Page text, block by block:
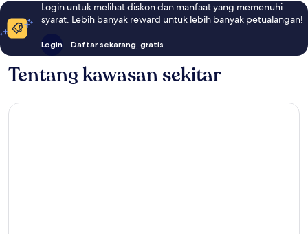
Login untuk melihat diskon dan manfaat yang memenuhi
syarat. Lebih banyak reward untuk lebih banyak petualangan!
Login Daftar sekarang, gratis
Tentang kawasan sekitar